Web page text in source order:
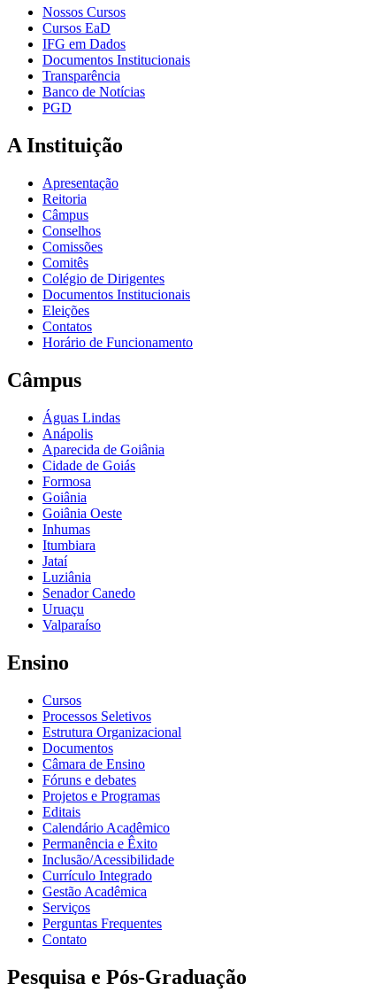
Nossos Cursos
Cursos EaD
IFG em Dados
Documentos Institucionais
Transparência
Banco de Notícias
PGD
A Instituição
Apresentação
Reitoria
Câmpus
Conselhos
Comissões
Comitês
Colégio de Dirigentes
Documentos Institucionais
Eleições
Contatos
Horário de Funcionamento
Câmpus
Águas Lindas
Anápolis
Aparecida de Goiânia
Cidade de Goiás
Formosa
Goiânia
Goiânia Oeste
Inhumas
Itumbiara
Jataí
Luziânia
Senador Canedo
Uruaçu
Valparaíso
Ensino
Cursos
Processos Seletivos
Estrutura Organizacional
Documentos
Câmara de Ensino
Fóruns e debates
Projetos e Programas
Editais
Calendário Acadêmico
Permanência e Êxito
Inclusão/Acessibilidade
Currículo Integrado
Gestão Acadêmica
Serviços
Perguntas Frequentes
Contato
Pesquisa e Pós-Graduação